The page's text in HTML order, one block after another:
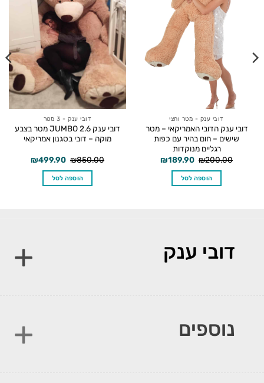
דובי ענק - מטר וחצי
דובי ענק הדובי האמריקאי – מטר
שישים – חום בהיר עם כפות
רגליים מנוקדות
₪200.00
המחיר
היה:
₪200.00.
₪189.90
המחיר
הוספה לסל
דובי ענק - 3 מטר
דובי ענק JUMBO 2.6 מטר בצבע
מוקה – דובי בסגנון אמריקאי
₪850.00
המחיר
היה:
₪850.00.
₪499.90
המחיר
הוספה לסל
דובי ענק
נוספים